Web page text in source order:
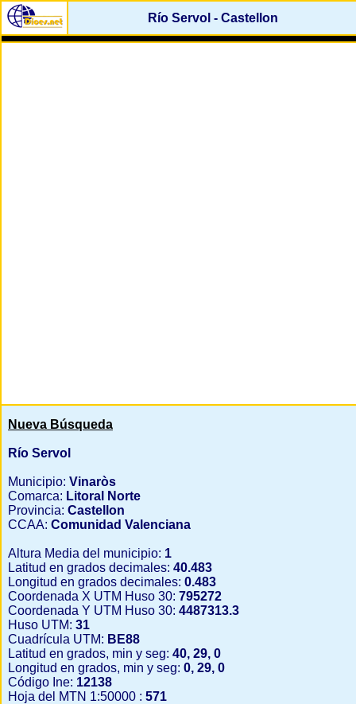
Río Servol - Castellon
Nueva Búsqueda
Río Servol
Municipio: Vinaròs
Comarca: Litoral Norte
Provincia: Castellon
CCAA: Comunidad Valenciana
Altura Media del municipio: 1
Latitud en grados decimales: 40.483
Longitud en grados decimales: 0.483
Coordenada X UTM Huso 30: 795272
Coordenada Y UTM Huso 30: 4487313.3
Huso UTM: 31
Cuadrícula UTM: BE88
Latitud en grados, min y seg: 40, 29, 0
Longitud en grados, min y seg: 0, 29, 0
Código Ine: 12138
Hoja del MTN 1:50000 : 571